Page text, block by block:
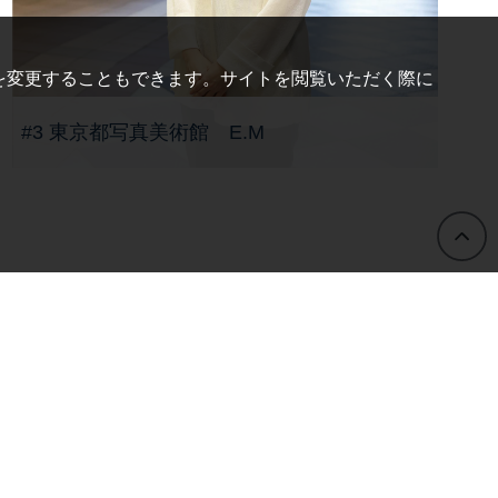
更することもできます。サイトを閲覧いただく際に
#3 東京都写真美術館 E.M